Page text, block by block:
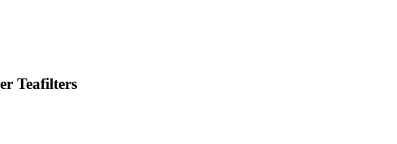
Teafilters